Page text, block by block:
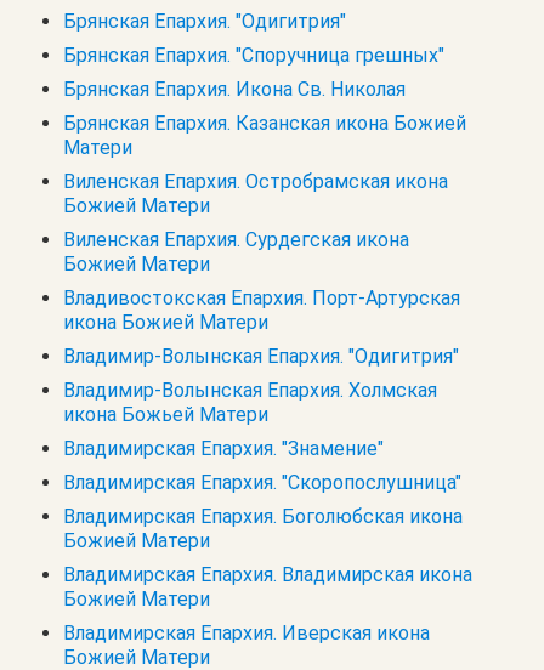
Брянская Епархия. "Одигитрия"
Брянская Епархия. "Споручница грешных"
Брянская Епархия. Икона Св. Николая
Брянская Епархия. Казанская икона Божией
Матери
Виленская Епархия. Остробрамская икона
Божией Матери
Виленская Епархия. Сурдегская икона
Божией Матери
Владивостокская Епархия. Порт-Артурская
икона Божией Матери
Владимир-Волынская Епархия. "Одигитрия"
Владимир-Волынская Епархия. Холмская
икона Божьей Матери
Владимирская Епархия. "Знамение"
Владимирская Епархия. "Скоропослушница"
Владимирская Епархия. Боголюбская икона
Божией Матери
Владимирская Епархия. Владимирская икона
Божией Матери
Владимирская Епархия. Иверская икона
Божией Матери